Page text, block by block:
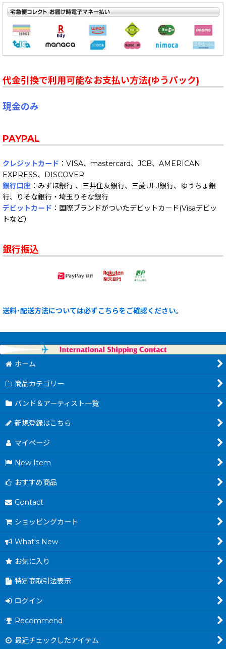
代金引換で利用可能なお支払い方法(ゆうパック)
現金のみ
PAYPAL
クレジットカード ：VISA、mastercard、JCB、AMERICAN
EXPRESS、DISCOVER
銀行口座 ：みずほ銀行 、三井住友銀行、三菱UFJ銀行、ゆうちょ銀
行、りそな銀行・埼玉りそな銀行
デビットカード ：国際ブランドがついたデビットカード(Visaデビッ
トなど）
銀行振込
送料･配送方法については必ずこちらをご確認ください。
ホーム
商品カテゴリー
バンド＆アーティスト一覧
新規登録はこちら
マイページ
New Item
おすすめ商品
Contact
ショッピングカート
What's New
お気に入り
特定商取引法表示
ログイン
Recommend
最近チェックしたアイテム